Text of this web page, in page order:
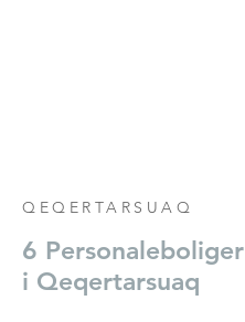
QEQERTARSUAQ
6 Personaleboliger
i Qeqertarsuaq